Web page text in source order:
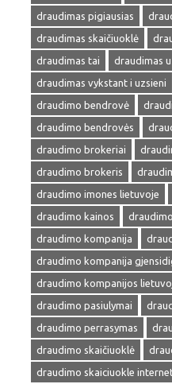
draudimas pigiausias
draudimas skaičiuoklė
draudimas tai
draudimas
draudimas vykstant i uzsieni
draudimo bendrovė
draudimo bendrovės
draudimo brokeriai
draudimo brokeris
draudimo imones lietuvoje
draudimo kainos
draudimo kompanija
draudimo kompanija
draudimo kompanijos
draudimo pasiulymai
draudimo perrasymas
draudimo skaičiuoklė
draudimo skaiciuokle